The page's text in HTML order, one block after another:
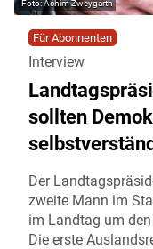
Achim Zweygarth
Für Abonnenten
Interview
sollten
Der
zweite Mann im
im Landtag um
Die erste